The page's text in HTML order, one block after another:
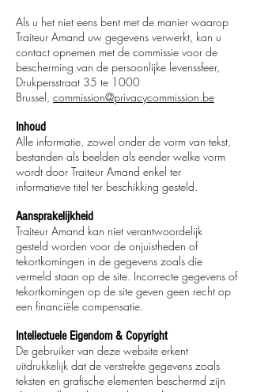
Als u het niet eens bent met de manier waarop
Traiteur Amand uw gegevens verwerkt, kan u
contact opnemen met de commissie voor de
bescherming van de persoonlijke levenssfeer,
Drukpersstraat 35 te 1000
Brussel, commission@privacycommission.be
Inhoud
Alle informatie, zowel onder de vorm van tekst,
bestanden als beelden als eender welke vorm
wordt door Traiteur Amand enkel ter
informatieve titel ter beschikking gesteld.
Aansprakelijkheid
Traiteur Amand kan niet verantwoordelijk
gesteld worden voor de onjuistheden of
tekortkomingen in de gegevens zoals die
vermeld staan op de site. Incorrecte gegevens of
tekortkomingen op de site geven geen recht op
een financiële compensatie.
Intellectuele Eigendom & Copyright
De gebruiker van deze website erkent
uitdrukkelijk dat de verstrekte gegevens zoals
teksten en grafische elementen beschermd zijn